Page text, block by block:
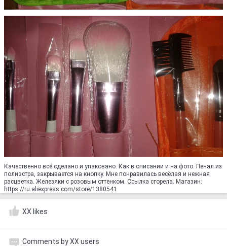
Качественно всё сделано и упаковано. Как в описании и на фото. Пенал из
полиэстра, закрывается на кнопку. Мне понравилась весёлая и нежная
расцветка. Железяки с розовым оттенком. Ссылка сгорела. Магазин:
https://ru.aliexpress.com/store/1380541
XX likes
Comments by XX users